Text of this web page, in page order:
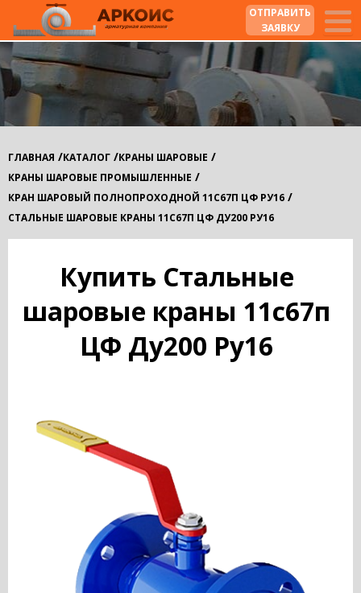
ОТПРАВИТЬ
ЗАЯВКУ
ГЛАВНАЯ /КАТАЛОГ /КРАНЫ ШАРОВЫЕ /
КРАНЫ ШАРОВЫЕ ПРОМЫШЛЕННЫЕ /
КРАН ШАРОВЫЙ ПОЛНОПРОХОДНОЙ 11С67П ЦФ РУ16 /
СТАЛЬНЫЕ ШАРОВЫЕ КРАНЫ 11С67П ЦФ ДУ200 РУ16
Купить Стальные
шаровые краны 11с67п
ЦФ Ду200 Ру16